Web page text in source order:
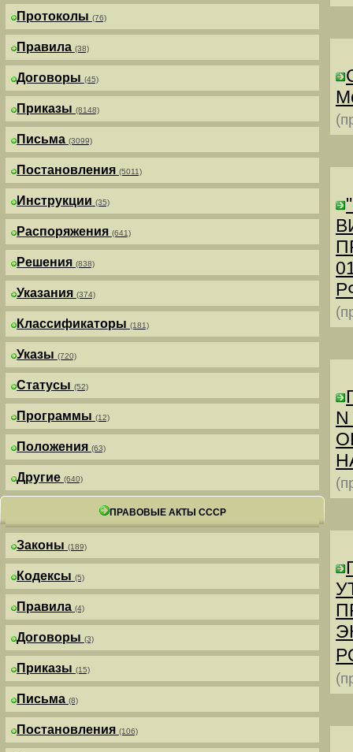
Протоколы (76)
Правила (38)
Договоры (45)
Приказы (8148)
Письма (3099)
Постановления (5011)
Инструкции (35)
Распоряжения (641)
Решения (838)
Указания (374)
Классификаторы (181)
Указы (720)
Статусы (52)
Программы (12)
Положения (63)
Другие (640)
ПРАВОВЫЕ АКТЫ СССР
Законы (189)
Кодексы (5)
Правила (4)
Договоры (3)
Приказы (15)
Письма (8)
Постановления (106)